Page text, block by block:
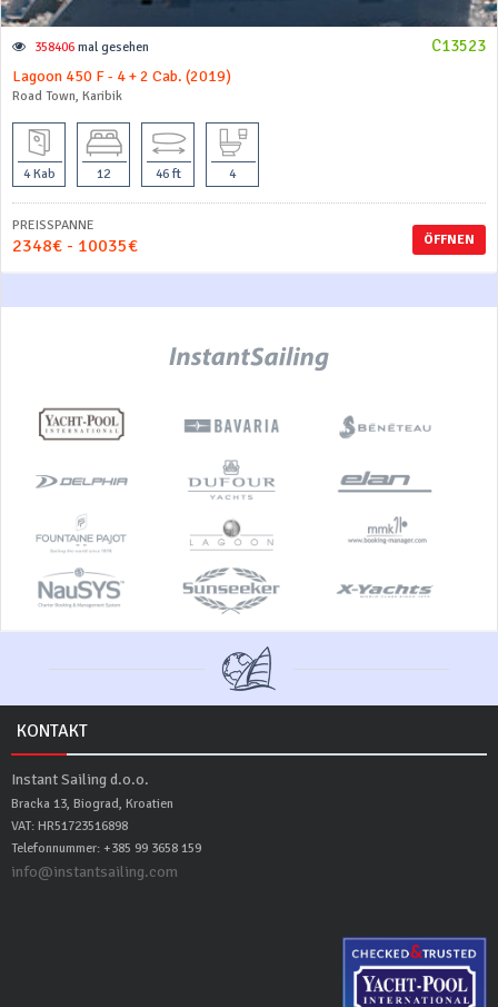
C13523
358406 mal gesehen
Lagoon 450 F - 4 + 2 Cab. (2019)
Road Town, Karibik
4 Kab 12 46 ft 4
ÖFFNEN
PREISSPANNE
2348€ - 10035€
KONTAKT
Instant Sailing d.o.o.
Bracka 13, Biograd, Kroatien
VAT: HR51723516898
Telefonnummer: +385 99 3658 159
info@instantsailing.com